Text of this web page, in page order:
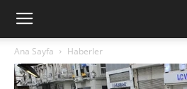
Ana Sayfa Haberler